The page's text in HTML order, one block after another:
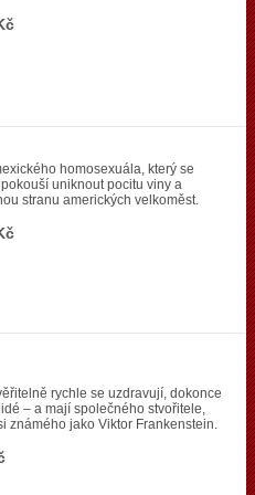
homosexuála, který se
uniknout pocitu viny a
stranu amerických velkoměst.
rychle se uzdravují, dokonce
– a mají společného stvořitele,
známého jako Viktor Frankenstein.